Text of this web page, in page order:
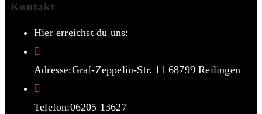
Kontakt
Hier erreichst du uns:
Adresse:Graf-Zeppelin-Str. 11 68799 Reilingen
Telefon:06205 13627